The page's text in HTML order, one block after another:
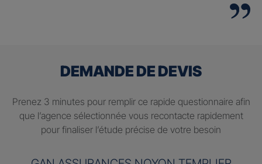
DEMANDE DE DEVIS
Prenez 3 minutes pour remplir ce rapide questionnaire afin
que l’agence sélectionnée vous recontacte rapidement
pour finaliser l’étude précise de votre besoin